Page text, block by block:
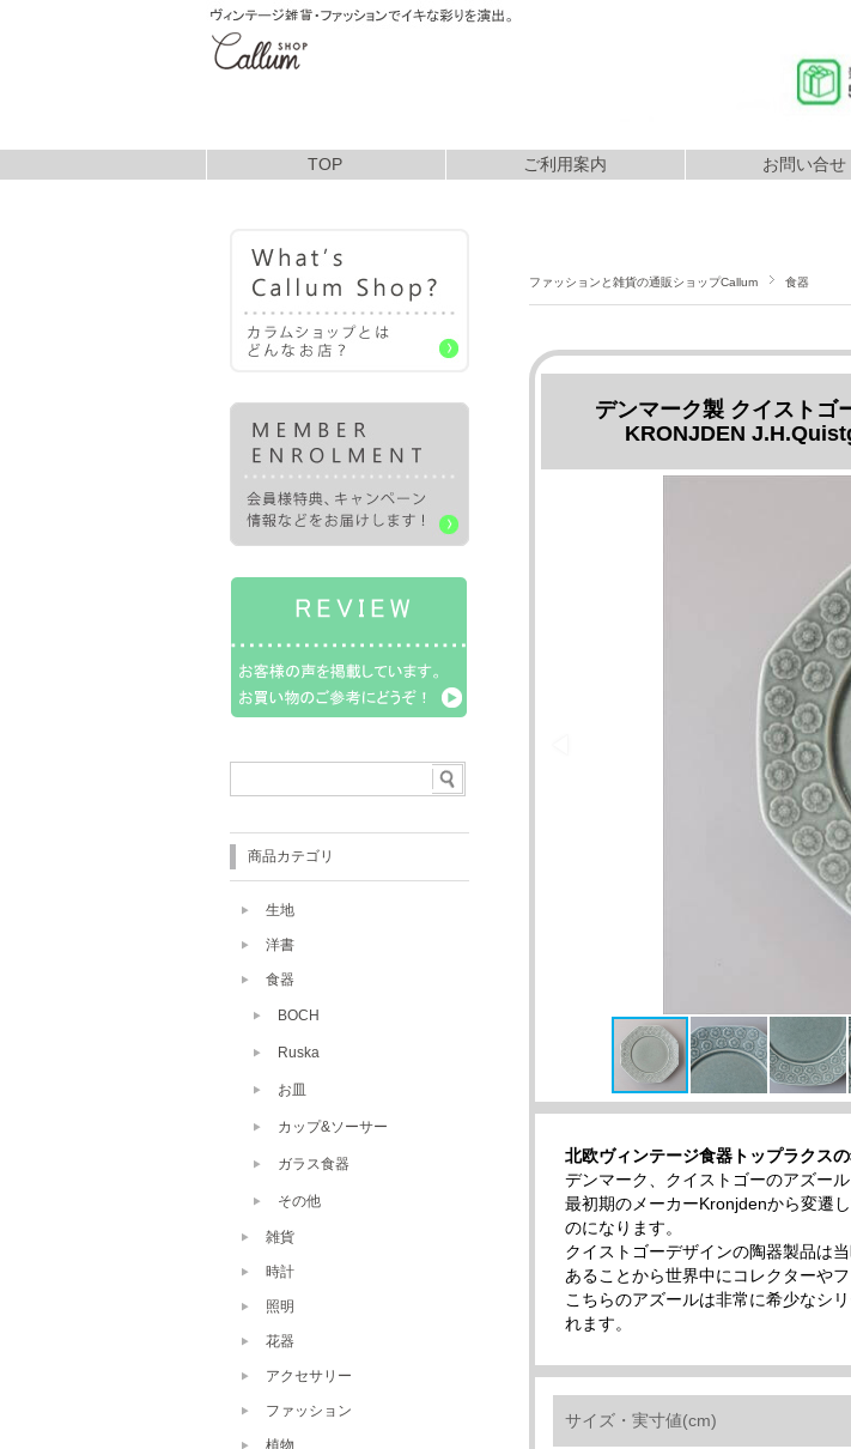
TOP ご利用案内 お問い合せ
ファッションと雑貨の通販ショップCallum 食器
デンマーク製 クイストゴ
KRONJDEN
北欧ヴィンテージ食器トップラクス
デンマーク、クイストゴーのアズー
最初期のメーカーKronjdenから変遷
のになります。
クイストゴーデザインの陶器製品は
あることから世界中にコレクターや
こちらのアズールは非常に希少なシ
れます。
サイズ・実寸値(cm)
商品カテゴリ
生地
洋書
食器
BOCH
Ruska
お皿
カップ&ソーサー
ガラス食器
その他
雑貨
時計
照明
花器
アクセサリー
ファッション
植物